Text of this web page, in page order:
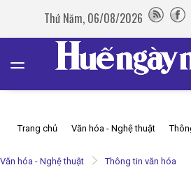
Thứ Năm, 06/08/2026
Trang chủ Văn hóa - Nghệ thuật
Văn hóa - Nghệ thuật Thông tin văn hóa